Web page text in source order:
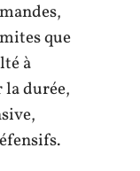
que
à
durée,